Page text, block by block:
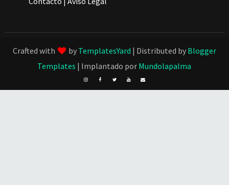
Crafted with by TemplatesYard | Distributed by Blogger
Templates | Implantado por Mundolapalma